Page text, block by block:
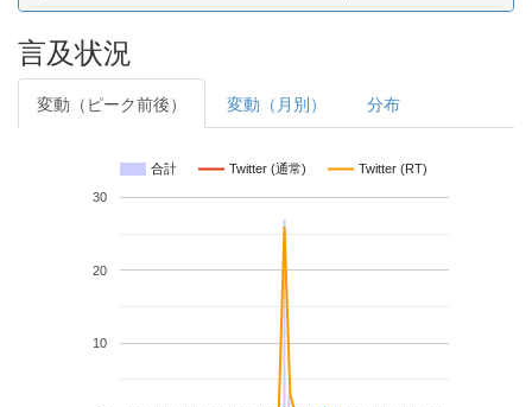
言及状況
変動（ピーク前後） 変動（月別） 分布
合計 Twitter (通常) Twitter (RT)
10
20
30